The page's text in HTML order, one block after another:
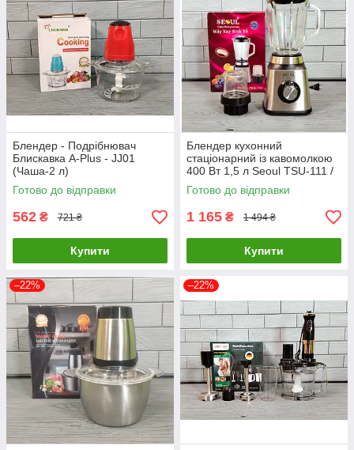
Блендер - Подрібнювач
Блискавка A-Plus - JJ01
(Чаша-2 л)
Готово до відправки
562 ₴ 721 ₴
Купити
Блендер кухонний
стаціонарний із кавомолкою
400 Вт 1,5 л Seoul TSU-111 /
Шейкер для коктейлів і смузі
Готово до відправки
1 165 ₴ 1 494 ₴
Купити
–22% –22%